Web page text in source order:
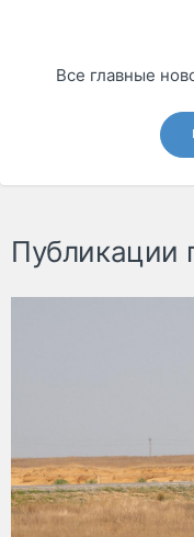
Все главные
Публикации